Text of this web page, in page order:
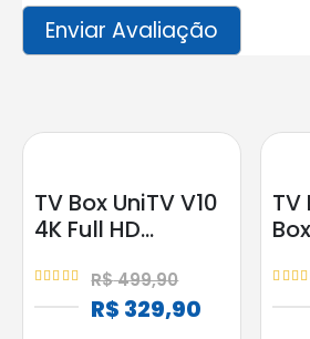
TV Box UniTV V10
4K Full HD
R$499,90
R$ 329,90
TV